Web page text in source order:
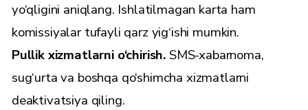
yo‘qligini aniqlang. Ishlatilmagan karta ham
komissiyalar tufayli qarz yig‘ishi mumkin.
Pullik xizmatlarni o‘chirish.SMS-xabarnoma,
sug‘urta va boshqa qo‘shimcha xizmatlarni
deaktivatsiya qiling.